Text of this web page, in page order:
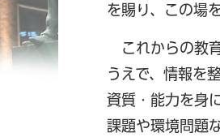
を賜り、この場
これからの教
うえで、情報を
資質・能力を身
課題や環境問題